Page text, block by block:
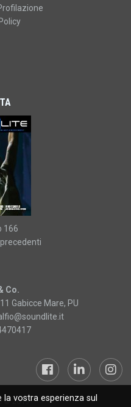
vostra esperienza sul
166
Co.
Gabicce Mare, PU
© 2019